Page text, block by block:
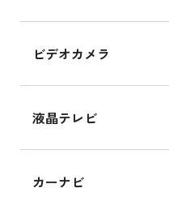
ビデオカメラ
液晶テレビ
カーナビ